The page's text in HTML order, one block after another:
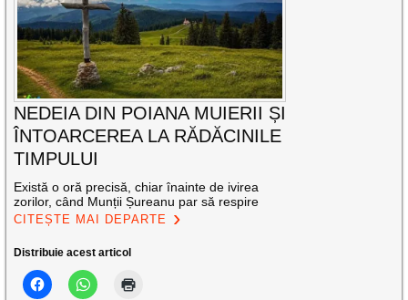
NEDEIA DIN POIANA MUIERII ȘI
ÎNTOARCEREA LA RĂDĂCINILE
TIMPULUI
Există o oră precisă, chiar înainte de ivirea
zorilor, când Munții Șureanu par să respire
CITEȘTE MAI DEPARTE
Distribuie acest articol